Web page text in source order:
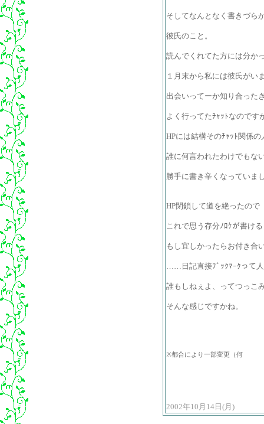
そしてなんとなく書きづら
彼氏のこと。
読んでくれてた方には分か
１月末から私には彼氏がい
出会いってーか知り合った
よく行ってたﾁｬｯﾄなのです
HPには結構そのﾁｬｯﾄ関係の
誰に何言われたわけでもな
勝手に書き辛くなっていま
HP閉鎖して道を絶ったので
これで思う存分ﾉﾛｹが書け
もし宜しかったらお付き合
……日記直接ﾌﾞｯｸﾏｰｸって
誰もしねぇよ、ってつっこ
そんな感じですかね。
※都合により一部変更（何
2002年10月14日(月)